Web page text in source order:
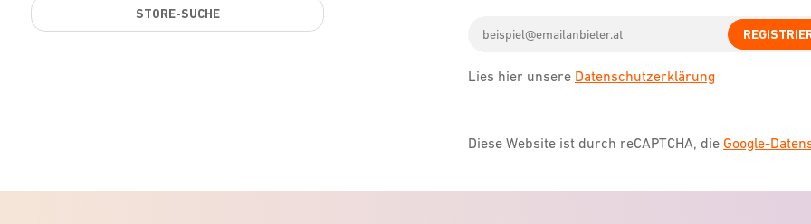
STORE-SUCHE
address
Lies hier unsere Datenschutzerklärung
Diese Website ist durch reCAPTCHA, die Google-